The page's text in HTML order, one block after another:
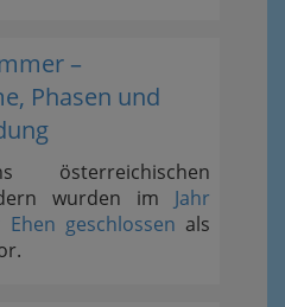
–
Phasen und
österreichischen
wurden im Jahr
geschlossen als